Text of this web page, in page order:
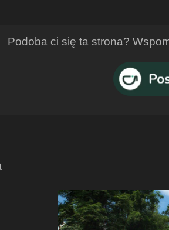
Podoba ci się ta strona?
Cieszyn
–